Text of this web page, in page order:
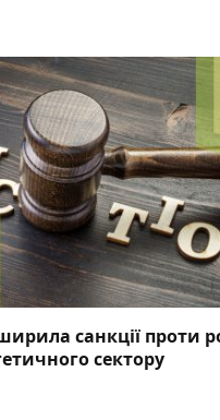
санкції проти
сектору